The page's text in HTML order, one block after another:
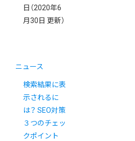
日 （2020年6
月30日 更新）
ニュース
検索結果に表
示されるに
は？ SEO対策
３つのチェッ
クポイント